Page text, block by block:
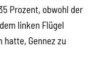
Prozent, obwohl der
linken Flügel
Gennez zu